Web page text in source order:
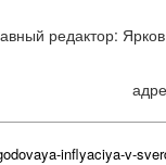
редактор:
inflyaciya-v-